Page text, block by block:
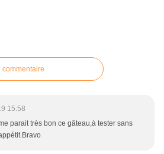
commentaire
15:58
parait très bon ce gâteau,à tester sans